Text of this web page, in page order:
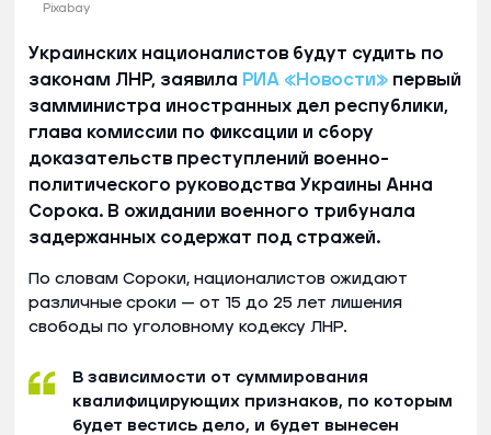
Pixabay
Украинских националистов будут судить по
законам ЛНР, заявила РИА «Новости» первый
замминистра иностранных дел республики,
глава комиссии по фиксации и сбору
доказательств преступлений военно-
политического руководства Украины Анна
Сорока. В ожидании военного трибунала
задержанных содержат под стражей.
По словам Сороки, националистов ожидают
различные сроки — от 15 до 25 лет лишения
свободы по уголовному кодексу ЛНР.
В зависимости от суммирования
квалифицирующих признаков, по которым
будет вестись дело, и будет вынесен